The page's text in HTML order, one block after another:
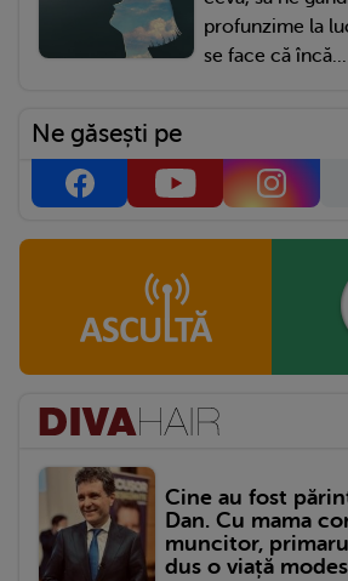
profunzime la
se face că încă...
Ne găsești pe
Cine au fost
Dan. Cu mama
muncitor,
dus o viață